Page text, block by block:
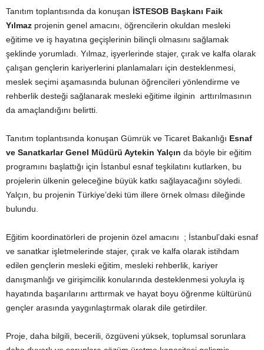
Tanıtım toplantısında da konuşan İSTESOB Başkanı Faik
Yılmaz projenin genel amacını, öğrencilerin okuldan mesleki
eğitime ve iş hayatına geçişlerinin bilinçli olmasını sağlamak
şeklinde yorumladı. Yılmaz, işyerlerinde stajer, çırak ve kalfa olarak
çalışan gençlerin kariyerlerini planlamaları için desteklenmesi,
meslek seçimi aşamasında bulunan öğrencileri yönlendirme ve
rehberlik desteği sağlanarak mesleki eğitime ilginin arttırılmasının
da amaçlandığını belirtti.
Tanıtım toplantısında konuşan Gümrük ve Ticaret Bakanlığı Esnaf
ve Sanatkarlar Genel Müdürü Aytekin Yalçın da böyle bir eğitim
programını başlattığı için İstanbul esnaf teşkilatını kutlarken, bu
projelerin ülkenin geleceğine büyük katkı sağlayacağını söyledi.
Yalçın, bu projenin Türkiye’deki tüm illere örnek olması dileğinde
bulundu.
Eğitim koordinatörleri de projenin özel amacını ; İstanbul’daki esnaf
ve sanatkar işletmelerinde stajer, çırak ve kalfa olarak istihdam
edilen gençlerin mesleki eğitim, mesleki rehberlik, kariyer
danışmanlığı ve girişimcilik konularında desteklenmesi yoluyla iş
hayatında başarılarını arttırmak ve hayat boyu öğrenme kültürünü
gençler arasında yaygınlaştırmak olarak dile getirdiler.
Proje, daha bilgili, becerili, özgüveni yüksek, toplumsal sorunlara